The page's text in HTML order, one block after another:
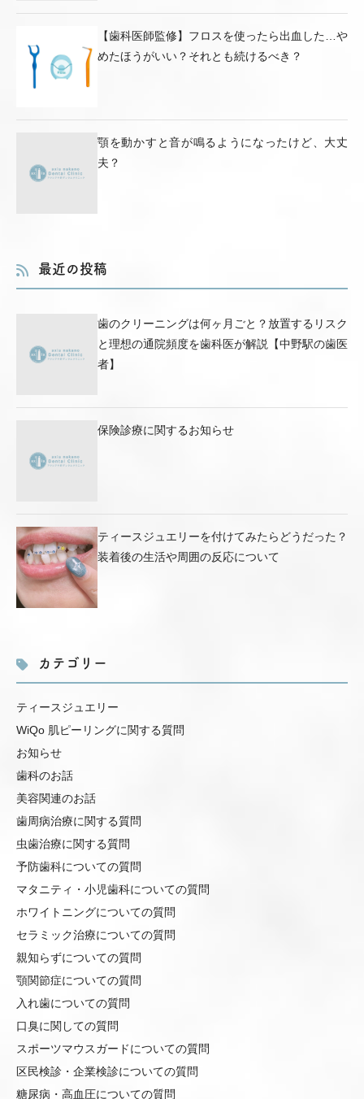
【歯科医師監修】フロスを使ったら出血した…や
めたほうがいい？それとも続けるべき？
顎を動かすと音が鳴るようになったけど、大丈
夫？
最近の投稿
歯のクリーニングは何ヶ月ごと？放置するリスク
と理想の通院頻度を歯科医が解説【中野駅の歯医
者】
保険診療に関するお知らせ
ティースジュエリーを付けてみたらどうだった？
装着後の生活や周囲の反応について
カテゴリー
ティースジュエリー
WiQo 肌ピーリングに関する質問
お知らせ
歯科のお話
美容関連のお話
歯周病治療に関する質問
虫歯治療に関する質問
予防歯科についての質問
マタニティ・小児歯科についての質問
ホワイトニングについての質問
セラミック治療についての質問
親知らずについての質問
顎関節症についての質問
入れ歯についての質問
口臭に関しての質問
スポーツマウスガードについての質問
区民検診・企業検診についての質問
糖尿病・高血圧についての質問